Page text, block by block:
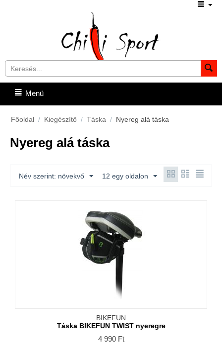
Menü
Főoldal / Kiegészítő / Táska / Nyereg alá táska
Nyereg alá táska
Név szerint: növekvő 12 egy oldalon
BIKEFUN
Táska BIKEFUN TWIST nyeregre
4 990 Ft